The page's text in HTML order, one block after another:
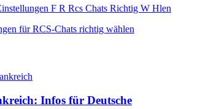
für RCS‑Chats richtig wählen
Infos für Deutsche